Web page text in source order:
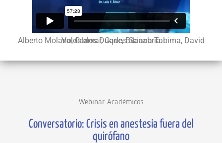
Alberto Molano, Carlos Duque, Bibiana Tabima, David Valdelamar, Carlos Sanabria
Webinar Académicos
Conversatorio: Crisis en anestesia fuera del
quirófano